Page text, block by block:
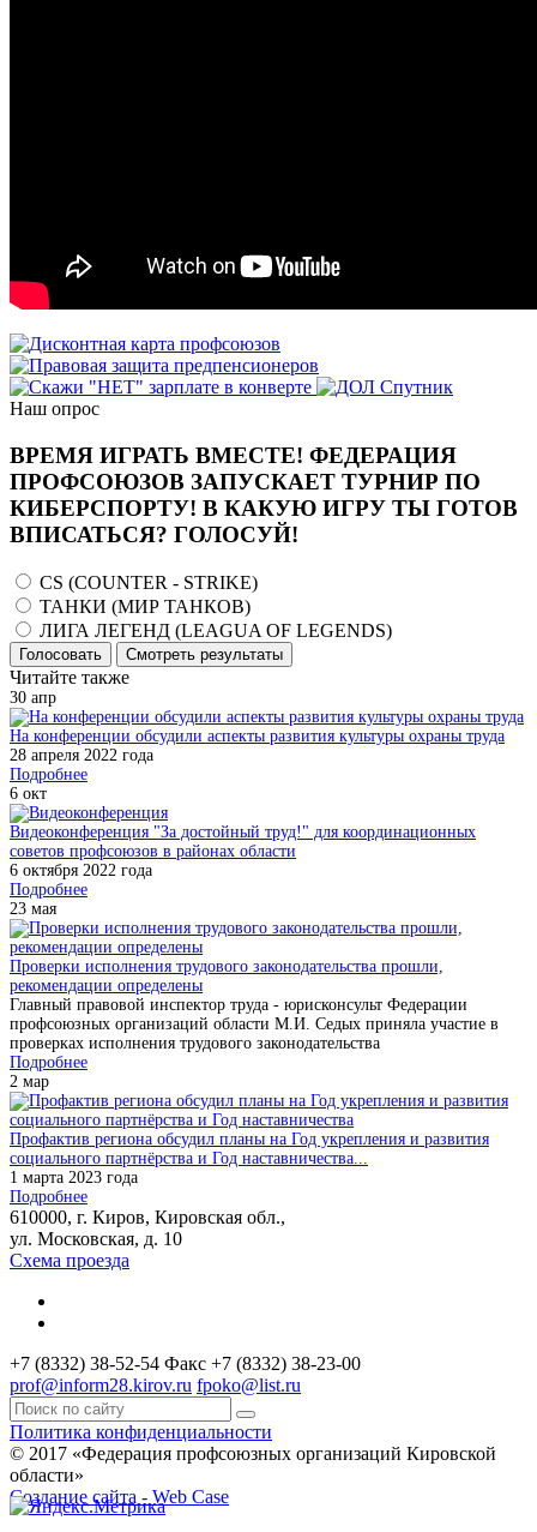
Наш опрос
ВРЕМЯ ИГРАТЬ ВМЕСТЕ! ФЕДЕРАЦИЯ
ПРОФСОЮЗОВ ЗАПУСКАЕТ ТУРНИР ПО
КИБЕРСПОРТУ! В КАКУЮ ИГРУ ТЫ ГОТОВ
ВПИСАТЬСЯ? ГОЛОСУЙ!
CS (COUNTER - STRIKE)
ТАНКИ (МИР ТАНКОВ)
ЛИГА ЛЕГЕНД (LEAGUA OF LEGENDS)
Голосовать Смотреть результаты
Читайте также
30 апр
На конференции обсудили аспекты развития культуры охраны труда
28 апреля 2022 года
Подробнее
6 окт
Видеоконференция "За достойный труд!" для координационных
советов профсоюзов в районах области
6 октября 2022 года
Подробнее
23 мая
Проверки исполнения трудового законодательства прошли,
рекомендации определены
Главный правовой инспектор труда - юрисконсульт Федерации
профсоюзных организаций области М.И. Седых приняла участие в
проверках исполнения трудового законодательства
Подробнее
2 мар
Профактив региона обсудил планы на Год укрепления и развития
социального партнёрства и Год наставничества...
1 марта 2023 года
Подробнее
610000, г. Киров, Кировская обл.,
ул. Московская, д. 10
Схема проезда
+7 (8332) 38-52-54 Факс +7 (8332) 38-23-00
prof@inform28.kirov.ru fpoko@list.ru
Политика конфиденциальности
© 2017 «Федерация профсоюзных организаций Кировской
области»
Создание сайта - Web Case